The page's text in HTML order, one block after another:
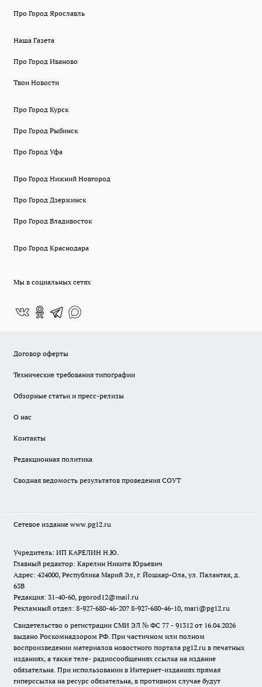
Про Город Ярославль
Наша Газета
Про Город Иваново
Твои Новости
Про Город Курск
Про Город Рыбинск
Про Город Уфа
Про Город Нижний Новгород
Про Город Дзержинск
Про Город Владивосток
Про Город Краснодара
Мы в социальных сетях
Договор оферты
Технические требования типографии
Обзорные статьи и пресс-релизы
О нас
Контакты
Редакционная политика
Сводная ведомость результатов проведения СОУТ
Сетевое издание www.pg12.ru
Учредитель: ИП КАРЕЛИН Н.Ю.
Главный редактор: Карелин Никита Юрьевич
Адрес: 424000, Республика Марий Эл, г. Йошкар-Ола, ул. Палантая, д.
63В
Редакция: 31-40-60, pgorod12@mail.ru
Рекламный отдел: 8-927-680-46-20? 8-927-680-46-10, mari@pg12.ru
Свидетельство о регистрации СМИ ЭЛ № ФС 77 - 91312 от 16.04.2026
выдано Роскомнадзором РФ. При частичном или полном
воспроизведении материалов новостного портала pg12.ru в печатных
изданиях, а также теле- радиосообщениях ссылка на издание
обязательна. При использовании в Интернет-изданиях прямая
гиперссылка на ресурс обязательна, в противном случае будут